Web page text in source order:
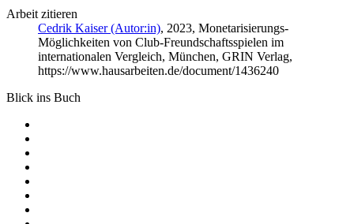
Arbeit zitieren
Cedrik Kaiser (Autor:in), 2023, Monetarisierungs-
Möglichkeiten von Club-Freundschaftsspielen im
internationalen Vergleich, München, GRIN Verlag,
https://www.hausarbeiten.de/document/1436240
Blick ins Buch